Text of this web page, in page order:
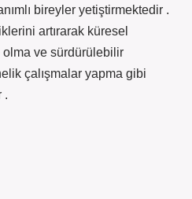
bireyler yetiştirmektedir .
artırarak küresel
ve sürdürülebilir
çalışmalar yapma gibi
.